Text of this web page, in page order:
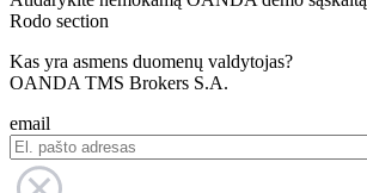
Rodo section
Kas yra asmens duomenų valdytojas?
OANDA TMS Brokers S.A.
email